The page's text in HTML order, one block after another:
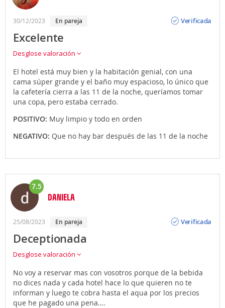
30/12/2023 En pareja
Verificada
Excelente
Desglose valoración
El hotel está muy bien y la habitación genial, con una
cama súper grande y el baño muy espacioso, lo único que
la cafetería cierra a las 11 de la noche, queríamos tomar
una copa, pero estaba cerrado.
POSITIVO: Muy limpio y todo en orden
NEGATIVO: Que no hay bar después de las 11 de la noche
7.5
DANIELA
25/08/2023 En pareja
Verificada
Deceptionada
Desglose valoración
No voy a reservar mas con vosotros porque de la bebida
no dices nada y cada hotel hace lo que quieren no te
informan y luego te cobra hasta el aqua por los precios
que he pagado una pena….